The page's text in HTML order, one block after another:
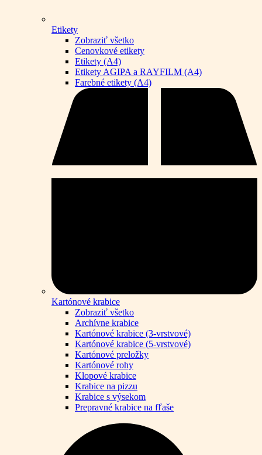
Etikety
Zobraziť všetko
Cenovkové etikety
Etikety (A4)
Etikety AGIPA a RAYFILM (A4)
Farebné etikety (A4)
Kartónové krabice
Zobraziť všetko
Archívne krabice
Kartónové krabice (3-vrstvové)
Kartónové krabice (5-vrstvové)
Kartónové preložky
Kartónové rohy
Klopové krabice
Krabice na pizzu
Krabice s výsekom
Prepravné krabice na fľaše